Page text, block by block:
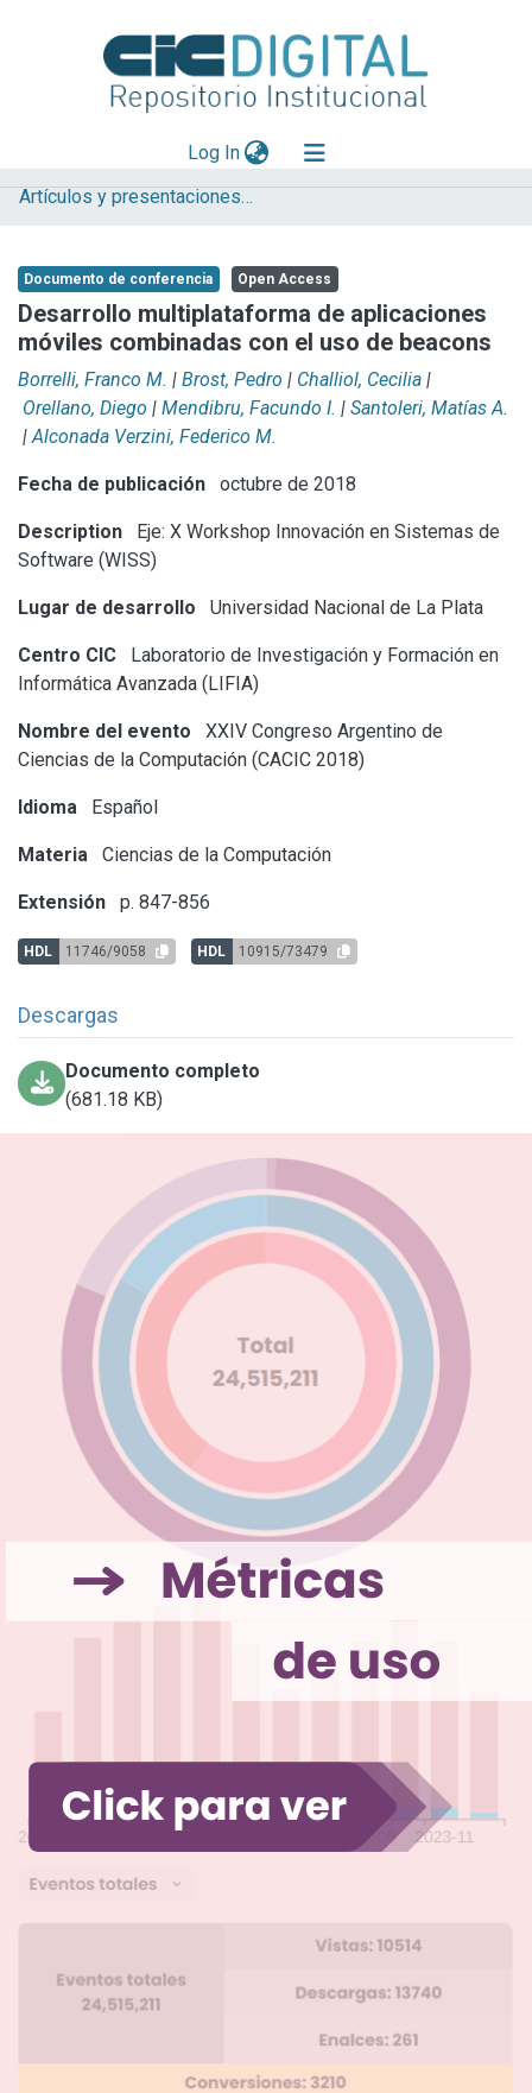
Log In(current)
Explorar
Aportar material
Statistics
Artículos y presentaciones en Congresos LIFIA
Documento de conferencia Open Access
Desarrollo multiplataforma de aplicaciones
móviles combinadas con el uso de beacons
Borrelli, Franco M. | Brost, Pedro | Challiol, Cecilia |
Orellano, Diego | Mendibru, Facundo I. | Santoleri, Matías A.
| Alconada Verzini, Federico M.
Fecha de publicación octubre de 2018
Description
Eje: X Workshop Innovación en Sistemas de
Software (WISS)
Lugar de desarrollo Universidad Nacional de La Plata
Centro CIC
Laboratorio de Investigación y Formación en
Informática Avanzada (LIFIA)
Nombre del evento
XXIV Congreso Argentino de
Ciencias de la Computación (CACIC 2018)
Idioma Español
Materia Ciencias de la Computación
Extensión p. 847-856
HDL 11746/9058 HDL 10915/73479
Descargas
Documento completo
(681.18 KB)